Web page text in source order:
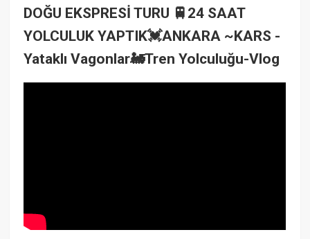
DOĞU EKSPRESİ TURU 🚆24 SAAT
YOLCULUK YAPTIK💓ANKARA ~KARS -
Yataklı Vagonlar🚂Tren Yolculuğu-Vlog